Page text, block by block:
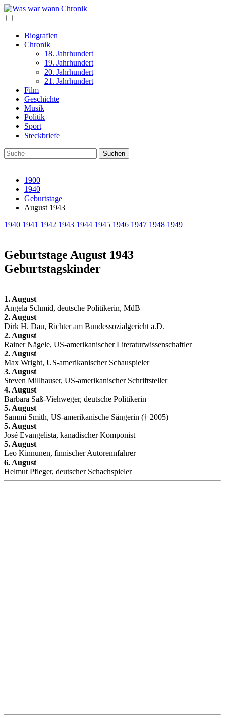
Biografien
Chronik
18. Jahrhundert
19. Jahrhundert
20. Jahrhundert
21. Jahrhundert
Film
Geschichte
Musik
Politik
Sport
Steckbriefe
1900
1940
Geburtstage
August 1943
1940 1941 1942 1943 1944 1945 1946 1947 1948 1949
Geburtstage August 1943
Geburtstagskinder
1. August
Angela Schmid, deutsche Politikerin, MdB
2. August
Dirk H. Dau, Richter am Bundessozialgericht a.D.
2. August
Rainer Nägele, US-amerikanischer Literaturwissenschaftler
2. August
Max Wright, US-amerikanischer Schauspieler
3. August
Steven Millhauser, US-amerikanischer Schriftsteller
4. August
Barbara Saß-Viehweger, deutsche Politikerin
5. August
Sammi Smith, US-amerikanische Sängerin († 2005)
5. August
José Evangelista, kanadischer Komponist
5. August
Leo Kinnunen, finnischer Autorennfahrer
6. August
Helmut Pfleger, deutscher Schachspieler